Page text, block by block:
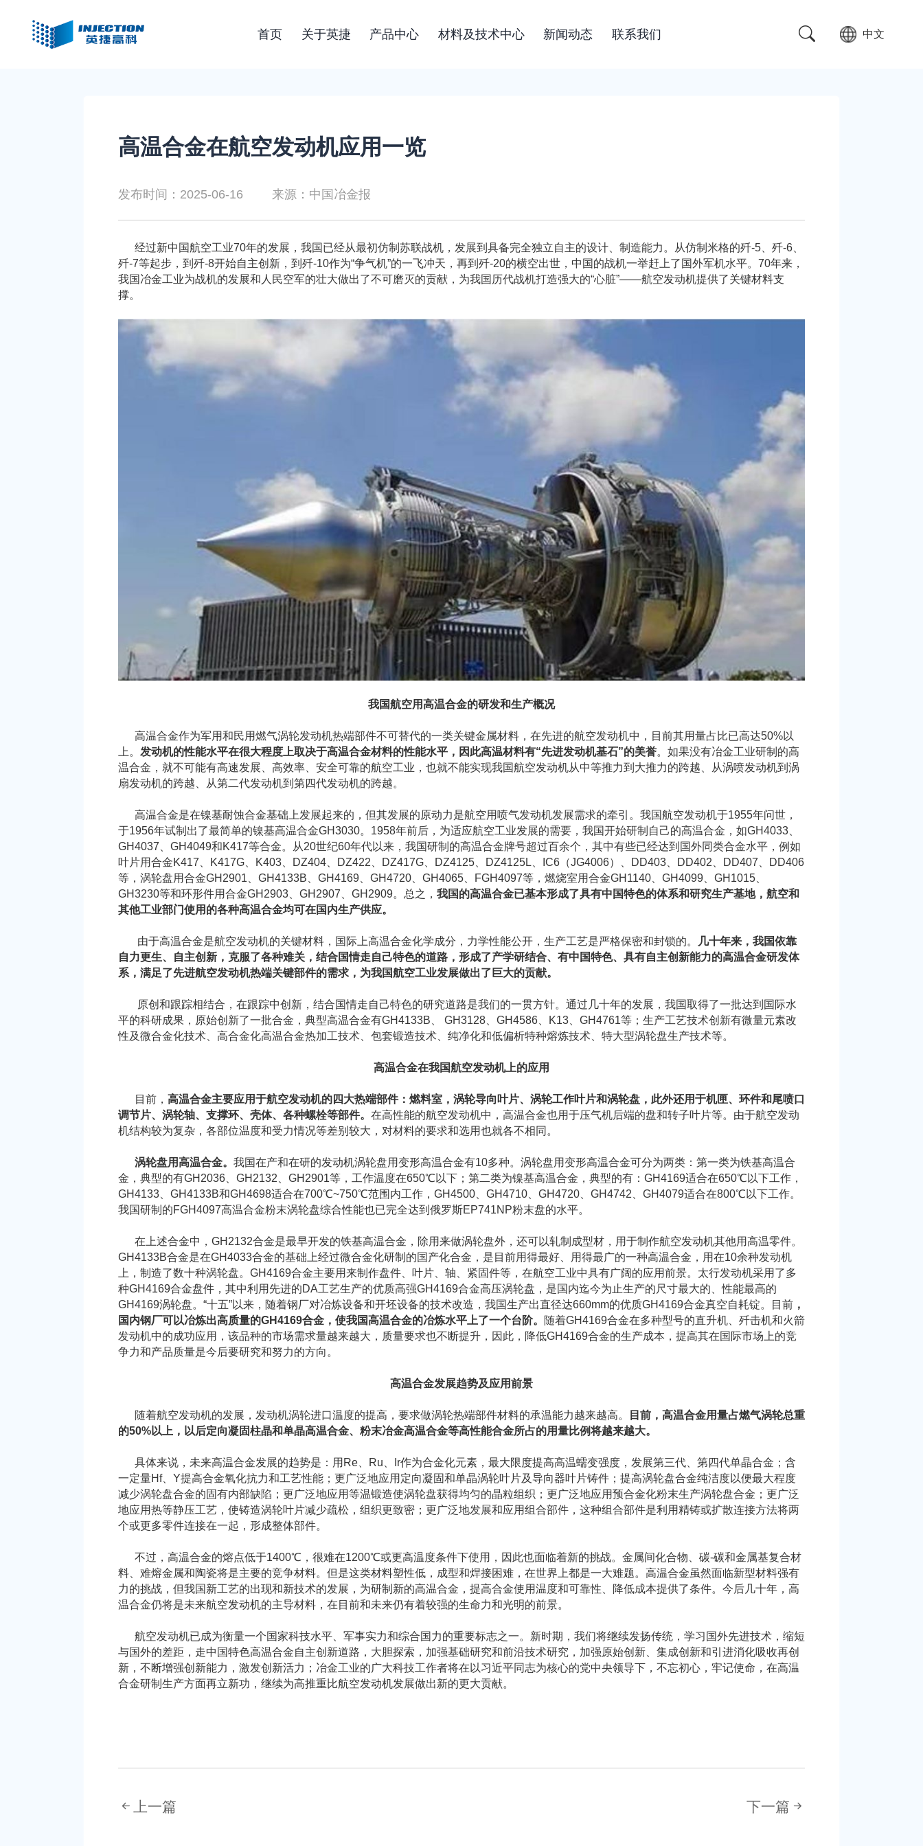
首页 关于英捷 产品中心 材料及技术中心 新闻动态 联系我们 中文
高温合金在航空发动机应用一览
发布时间：2025-06-16 来源：中国冶金报
经过新中国航空工业70年的发展，我国已经从最初仿制苏联战机，发展到具备完全独立自主的设计、制造能力。从仿制米格的歼-5、歼-6、
歼-7等起步，到歼-8开始自主创新，到歼-10作为“争气机”的一飞冲天，再到歼-20的横空出世，中国的战机一举赶上了国外军机水平。70年来，
我国冶金工业为战机的发展和人民空军的壮大做出了不可磨灭的贡献，为我国历代战机打造强大的“心脏”——航空发动机提供了关键材料支
撑。
我国航空用高温合金的研发和生产概况
高温合金作为军用和民用燃气涡轮发动机热端部件不可替代的一类关键金属材料，在先进的航空发动机中，目前其用量占比已高达50%以
上。 发动机的性能水平在很大程度上取决于高温合金材料的性能水平，因此高温材料有“先进发动机基石”的美誉。如果没有冶金工业研制的高
温合金，就不可能有高速发展、高效率、安全可靠的航空工业，也就不能实现我国航空发动机从中等推力到大推力的跨越、从涡喷发动机到涡
扇发动机的跨越、从第二代发动机到第四代发动机的跨越。
高温合金是在镍基耐蚀合金基础上发展起来的，但其发展的原动力是航空用喷气发动机发展需求的牵引。我国航空发动机于1955年问世，
于1956年试制出了最简单的镍基高温合金GH3030。1958年前后，为适应航空工业发展的需要，我国开始研制自己的高温合金，如GH4033、
GH4037、GH4049和K417等合金。从20世纪60年代以来，我国研制的高温合金牌号超过百余个，其中有些已经达到国外同类合金水平，例如
叶片用合金K417、K417G、K403、DZ404、DZ422、DZ417G、DZ4125、DZ4125L、IC6（JG4006）、DD403、DD402、DD407、DD406
等，涡轮盘用合金GH2901、GH4133B、GH4169、GH4720、GH4065、FGH4097等，燃烧室用合金GH1140、GH4099、GH1015、
GH3230等和环形件用合金GH2903、GH2907、GH2909。总之， 我国的高温合金已基本形成了具有中国特色的体系和研究生产基地，航空和
其他工业部门使用的各种高温合金均可在国内生产供应。
由于高温合金是航空发动机的关键材料，国际上高温合金化学成分，力学性能公开，生产工艺是严格保密和封锁的。
几十年来，我国依靠
自力更生、自主创新，克服了各种难关，结合国情走自己特色的道路，形成了产学研结合、有中国特色、具有自主创新能力的高温合金研发体
系，满足了先进航空发动机热端关键部件的需求，为我国航空工业发展做出了巨大的贡献。
原创和跟踪相结合，在跟踪中创新，结合国情走自己特色的研究道路是我们的一贯方针。通过几十年的发展，我国取得了一批达到国际水
平的科研成果，原始创新了一批合金，典型高温合金有GH4133B、 GH3128、GH4586、K13、GH4761等；生产工艺技术创新有微量元素改
性及微合金化技术、高合金化高温合金热加工技术、包套锻造技术、纯净化和低偏析特种熔炼技术、特大型涡轮盘生产技术等。
高温合金在我国航空发动机上的应用
目前， 高温合金主要应用于航空发动机的四大热端部件： 燃料室，涡轮导向叶片、涡轮工作叶片和涡轮盘，此外还用于机匣、环件和尾喷口
调节片、涡轮轴、支撑环、壳体、各种螺栓等部件。 在高性能的航空发动机中，高温合金也用于压气机后端的盘和转子叶片等。由于航空发动
机结构较为复杂，各部位温度和受力情况等差别较大，对材料的要求和选用也就各不相同。
涡轮盘用高温合金。 我国在产和在研的发动机涡轮盘用变形高温合金有10多种。涡轮盘用变形高温合金可分为两类：第一类为铁基高温合
金，典型的有GH2036、GH2132、GH2901等，工作温度在650℃以下；第二类为镍基高温合金，典型的有：GH4169适合在650℃以下工作，
GH4133、GH4133B和GH4698适合在700℃~750℃范围内工作，GH4500、GH4710、GH4720、GH4742、GH4079适合在800℃以下工作。
我国研制的FGH4097高温合金粉末涡轮盘综合性能也已完全达到俄罗斯EP741NP粉末盘的水平。
在上述合金中，GH2132合金是最早开发的铁基高温合金，除用来做涡轮盘外，还可以轧制成型材，用于制作航空发动机其他用高温零件。
GH4133B合金是在GH4033合金的基础上经过微合金化研制的国产化合金，是目前用得最好、用得最广的一种高温合金，用在10余种发动机
上，制造了数十种涡轮盘。GH4169合金主要用来制作盘件、叶片、轴、紧固件等，在航空工业中具有广阔的应用前景。太行发动机采用了多
种GH4169合金盘件，其中利用先进的DA工艺生产的优质高强GH4169合金高压涡轮盘，是国内迄今为止生产的尺寸最大的、性能最高的
GH4169涡轮盘。“十五”以来，随着钢厂对冶炼设备和开坯设备的技术改造，我国生产出直径达660mm的优质GH4169合金真空自耗锭。目前 ，
国内钢厂可以冶炼出高质量的GH4169合金，使我国高温合金的冶炼水平上了一个台阶。
随着GH4169合金在多种型号的直升机、歼击机和火箭
发动机中的成功应用，该品种的市场需求量越来越大，质量要求也不断提升，因此，降低GH4169合金的生产成本，提高其在国际市场上的竞
争力和产品质量是今后要研究和努力的方向。
高温合金发展趋势及应用前景
随着航空发动机的发展，发动机涡轮进口温度的提高，要求做涡轮热端部件材料的承温能力越来越高。
目前，高温合金用量占燃气涡轮总重
的50%以上，以后定向凝固柱晶和单晶高温合金、粉末冶金高温合金等高性能合金所占的用量比例将越来越大。
具体来说，未来高温合金发展的趋势是：用Re、Ru、Ir作为合金化元素，最大限度提高高温蠕变强度，发展第三代、第四代单晶合金；含
一定量Hf、Y提高合金氧化抗力和工艺性能；更广泛地应用定向凝固和单晶涡轮叶片及导向器叶片铸件；提高涡轮盘合金纯洁度以便最大程度
减少涡轮盘合金的固有内部缺陷；更广泛地应用等温锻造使涡轮盘获得均匀的晶粒组织；更广泛地应用预合金化粉末生产涡轮盘合金；更广泛
地应用热等静压工艺，使铸造涡轮叶片减少疏松，组织更致密；更广泛地发展和应用组合部件，这种组合部件是利用精铸或扩散连接方法将两
个或更多零件连接在一起，形成整体部件。
不过，高温合金的熔点低于1400℃，很难在1200℃或更高温度条件下使用，因此也面临着新的挑战。金属间化合物、碳-碳和金属基复合材
料、难熔金属和陶瓷将是主要的竞争材料。但是这类材料塑性低，成型和焊接困难，在世界上都是一大难题。高温合金虽然面临新型材料强有
力的挑战，但我国新工艺的出现和新技术的发展，为研制新的高温合金，提高合金使用温度和可靠性、降低成本提供了条件。今后几十年，高
温合金仍将是未来航空发动机的主导材料，在目前和未来仍有着较强的生命力和光明的前景。
航空发动机已成为衡量一个国家科技水平、军事实力和综合国力的重要标志之一。新时期，我们将继续发扬传统，学习国外先进技术，缩短
与国外的差距，走中国特色高温合金自主创新道路，大胆探索，加强基础研究和前沿技术研究，加强原始创新、集成创新和引进消化吸收再创
新，不断增强创新能力，激发创新活力；冶金工业的广大科技工作者将在以习近平同志为核心的党中央领导下，不忘初心，牢记使命，在高温
合金研制生产方面再立新功，继续为高推重比航空发动机发展做出新的更大贡献。
上一篇 下一篇